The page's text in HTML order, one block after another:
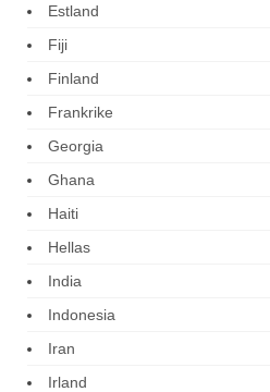
Estland
Fiji
Finland
Frankrike
Georgia
Ghana
Haiti
Hellas
India
Indonesia
Iran
Irland